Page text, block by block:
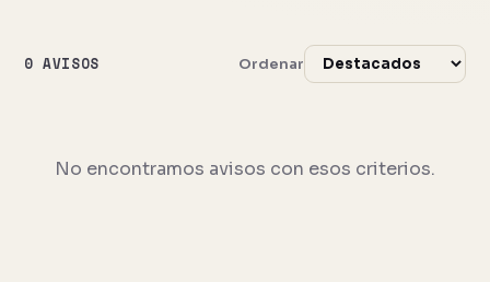
0 AVISOS Ordenar
No encontramos avisos con esos criterios.